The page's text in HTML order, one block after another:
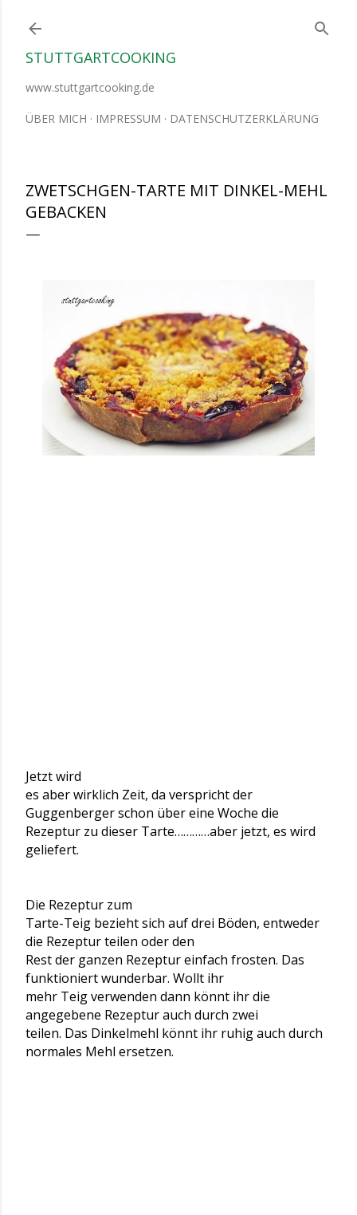
STUTTGARTCOOKING
www.stuttgartcooking.de
ÜBER MICH IMPRESSUM DATENSCHUTZERKLÄRUNG
ZWETSCHGEN-TARTE MIT DINKEL-MEHL
GEBACKEN
Jetzt wird
es aber wirklich Zeit, da verspricht der
Guggenberger schon über eine Woche die
Rezeptur zu dieser Tarte…………aber jetzt, es wird
geliefert.
Die Rezeptur zum
Tarte-Teig bezieht sich auf drei Böden, entweder
die Rezeptur teilen oder den
Rest der ganzen Rezeptur einfach frosten. Das
funktioniert wunderbar. Wollt ihr
mehr Teig verwenden dann könnt ihr die
angegebene Rezeptur auch durch zwei
teilen. Das Dinkelmehl könnt ihr ruhig auch durch
normales Mehl ersetzen.